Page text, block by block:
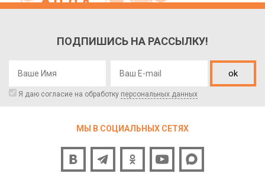
ПОДПИШИСЬ НА РАССЫЛКУ!
ok
Я даю согласие на обработку персональных данных
МЫ В СОЦИАЛЬНЫХ СЕТЯХ